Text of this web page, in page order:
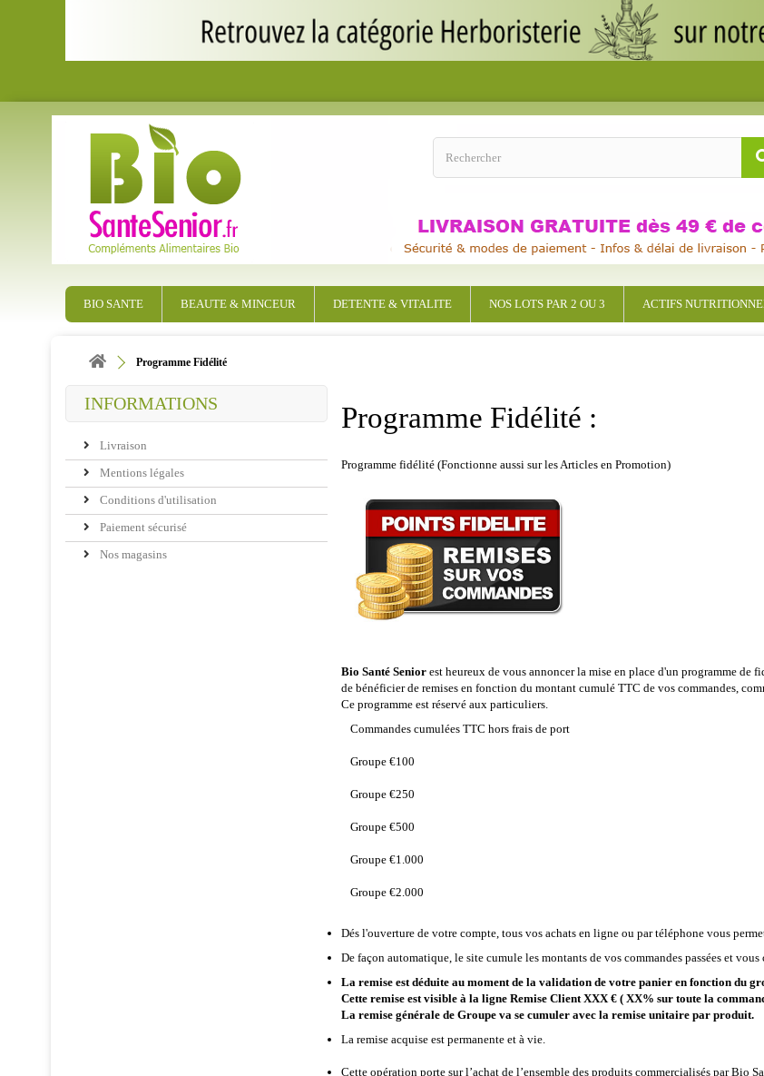
BIO SANTE BEAUTE & MINCEUR DETENTE & VITALITE NOS LOTS PAR 2 OU 3 ACTIFS
Programme Fidélité
INFORMATIONS
Livraison
Mentions légales
Conditions d'utilisation
Paiement sécurisé
Nos magasins
Programme Fidélité :
Programme fidélité (Fonctionne aussi sur les Articles en Promotion)
Bio Santé Seniorest heureux de vous annoncer la mise en place d'un programme de
de bénéficier de remises en fonction du montant cumulé TTC de vos commandes,
Ce programme est réservé aux particuliers.
Commandes cumulées TTC hors frais de port
Groupe €100
Groupe €250
Groupe €500
Groupe €1.000
Groupe €2.000
Dés l'ouverture de votre compte, tous vos achats en ligne ou par téléphone vous
De façon automatique, le site cumule les montants de vos commandes passées et
La remise est déduite au moment de la validation de votre panier en fonction du
Cette remise est visible à la ligne Remise Client XXX € ( XX% sur toute la
La remise générale de Groupe va se cumuler avec la remise unitaire par produit.
La remise acquise est permanente et à vie.
Cette opération porte sur l’achat de l’ensemble des produits commercialisés par Bio